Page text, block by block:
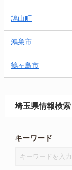
鳩山町
鴻巣市
鶴ヶ島市
埼玉県情報検索
キーワード